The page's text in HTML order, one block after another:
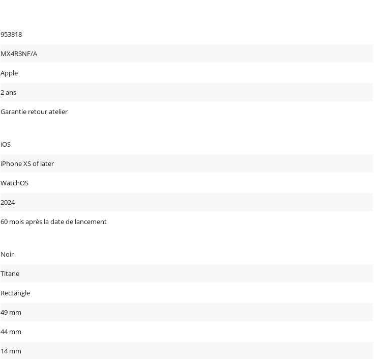
953818
MX4R3NF/A
Apple
2 ans
Garantie retour atelier
iOS
iPhone XS of later
WatchOS
2024
60 mois après la date de lancement
Noir
Titane
Rectangle
49 mm
44 mm
14 mm